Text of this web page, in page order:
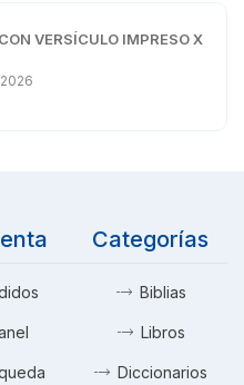
VERSÍCULO IMPRESO X
Categorías
Biblias
Libros
Diccionarios